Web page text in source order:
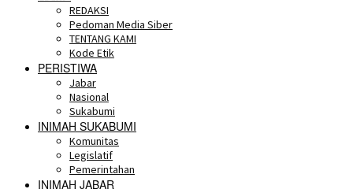
REDAKSI
Pedoman Media Siber
TENTANG KAMI
Kode Etik
PERISTIWA
Jabar
Nasional
Sukabumi
INIMAH SUKABUMI
Komunitas
Legislatif
Pemerintahan
INIMAH JABAR